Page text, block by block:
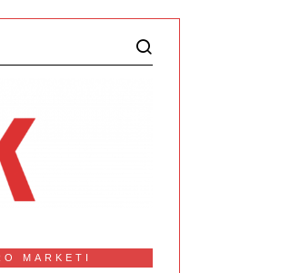
MARKETI